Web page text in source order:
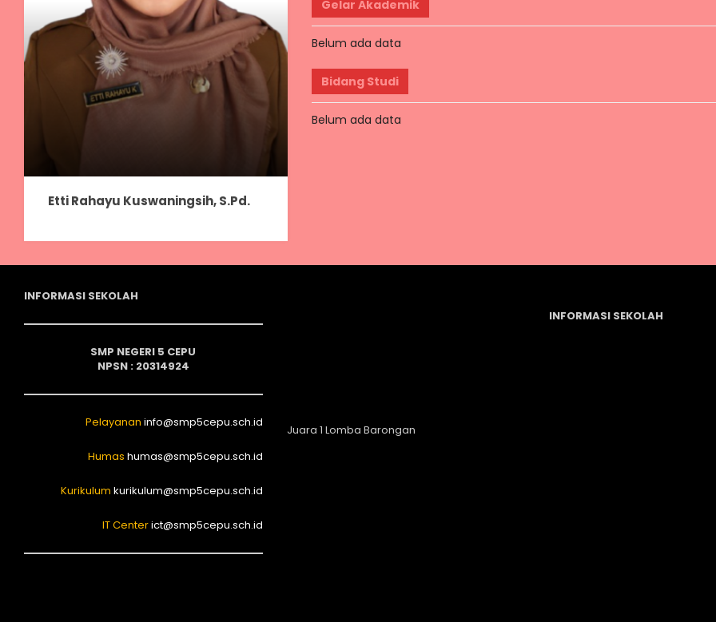
Etti Rahayu Kuswaningsih, S.Pd.
Gelar Akademik
Belum ada data
Bidang Studi
Belum ada data
INFORMASI SEKOLAH
SMP NEGERI 5 CEPU
NPSN : 20314924
Pelayanan info@smp5cepu.sch.id
Humas humas@smp5cepu.sch.id
Kurikulum kurikulum@smp5cepu.sch.id
IT Centerict@smp5cepu.sch.id
Juara 1 Lomba Barongan
INFORMASI SEKOLAH